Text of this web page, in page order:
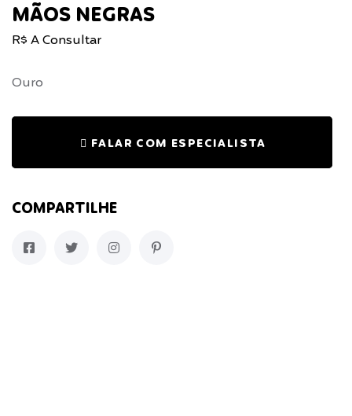
MÃOS NEGRAS
R$ A Consultar
Ouro
FALAR COM ESPECIALISTA
COMPARTILHE